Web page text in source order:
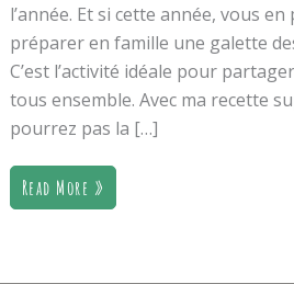
l’année. Et si cette année, vous
préparer en famille une galette
C’est l’activité idéale pour
tous ensemble. Avec ma recette
pourrez pas la […]
Read More »